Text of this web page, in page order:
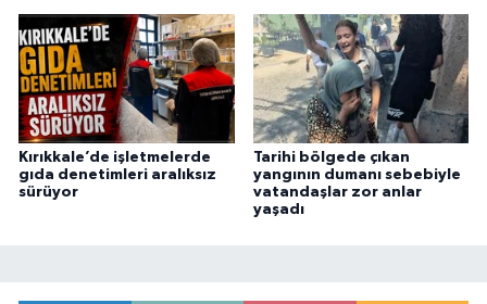
Kırıkkale’de işletmelerde
gıda denetimleri aralıksız
sürüyor
Tarihi bölgede çıkan
yangının dumanı sebebiyle
vatandaşlar zor anlar
yaşadı